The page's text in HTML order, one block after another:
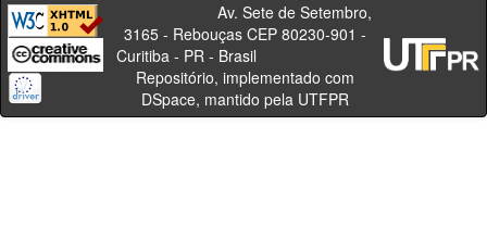
Av. Sete de Setembro,
3165 - Rebouças CEP 80230-901 -
Curitiba - PR - Brasil
Repositório, implementado com
DSpace, mantido pela UTFPR